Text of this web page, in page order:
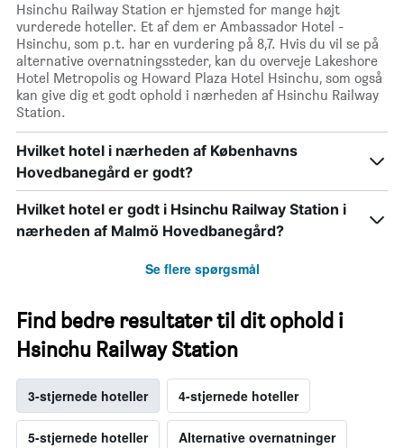
Hsinchu Railway Station er hjemsted for mange højt
vurderede hoteller. Et af dem er Ambassador Hotel -
Hsinchu, som p.t. har en vurdering på 8,7. Hvis du vil se på
alternative overnatningssteder, kan du overveje Lakeshore
Hotel Metropolis og Howard Plaza Hotel Hsinchu, som også
kan give dig et godt ophold i nærheden af Hsinchu Railway
Station.
Hvilket hotel i nærheden af Københavns
Hovedbanegård er godt?
Hvilket hotel er godt i Hsinchu Railway Station i
nærheden af Malmö Hovedbanegård?
Se flere spørgsmål
Find bedre resultater til dit ophold i
Hsinchu Railway Station
3-stjernede hoteller 4-stjernede hoteller
5-stjernede hoteller Alternative overnatninger